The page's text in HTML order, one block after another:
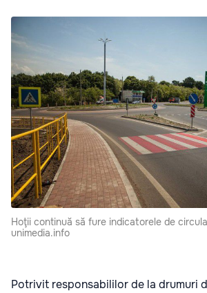
Hoţii continuă să fure indicatorele de
unimedia.info
Potrivit responsabililor de la drumuri